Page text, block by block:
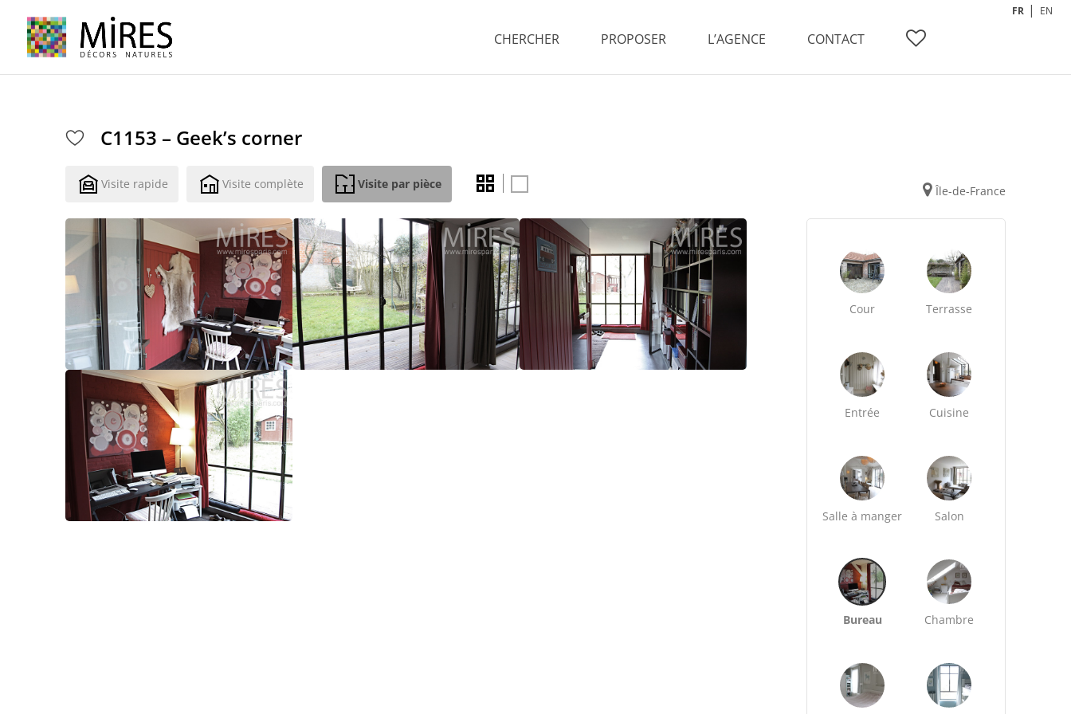
CHERCHER PROPOSER L’AGENCE CONTACT
FR EN
C1153 – Geek’s corner
Visite rapide Visite complète Visite par pièce Île-de-France
Cour Terrasse
Entrée Cuisine
Salle à manger Salon
Bureau Chambre